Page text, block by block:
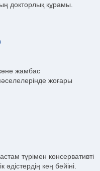
докторлық құрамы.
жамбас
жоғары
түрімен консервативті
әдістердің кең бейіні.